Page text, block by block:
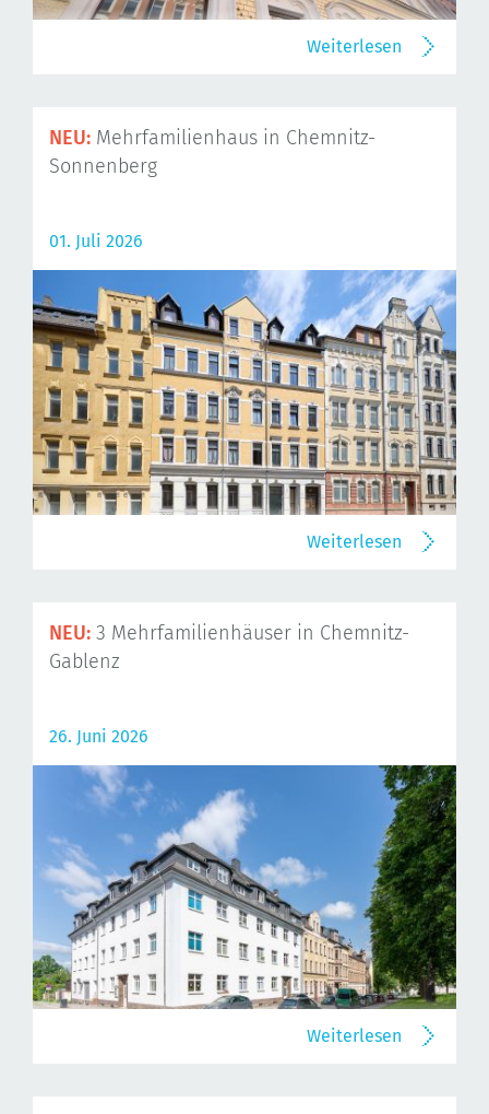
Weiterlesen
NEU: Mehrfamilienhaus in Chemnitz-
Sonnenberg
01. Juli 2026
Weiterlesen
NEU: 3 Mehrfamilienhäuser in Chemnitz-
Gablenz
26. Juni 2026
Weiterlesen